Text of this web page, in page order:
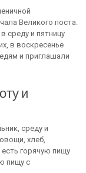
Великого поста.
среду и пятницу
в воскресенье
и приглашали
и
среду и
хлеб,
горячую пищу
пищу с